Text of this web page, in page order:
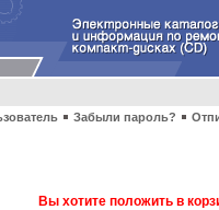
Забыли пароль?
Вы хотите положить в